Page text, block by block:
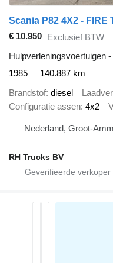
Scania P82 4X2 - FIRE
€ 10.950 Exclusief BTW
Hulpverleningsvoertuigen
1985
140.887 km
Brandstof diesel
Configuratie assen 4x2
Nederland, Groot-
RH Trucks BV